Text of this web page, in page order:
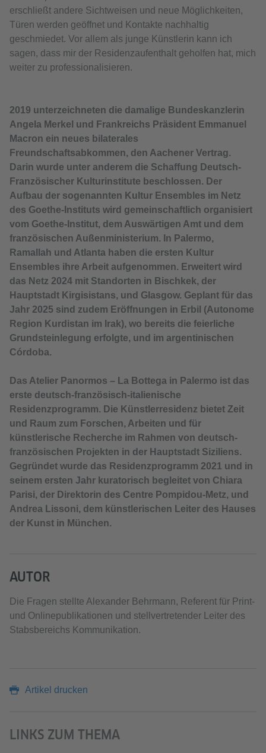
erschließt andere Sichtweisen und neue Möglichkeiten,
Türen werden geöffnet und Kontakte nachhaltig
geschmiedet. Vor allem als junge Künstlerin kann ich
sagen, dass mir der Residenzaufenthalt geholfen hat, mich
weiter zu professionalisieren.
2019 unterzeichneten die damalige Bundeskanzlerin
Angela Merkel und Frankreichs Präsident Emmanuel
Macron ein neues bilaterales
Freundschaftsabkommen, den Aachener Vertrag.
Darin wurde unter anderem die Schaffung Deutsch-
Französischer Kulturinstitute beschlossen. Der
Aufbau der sogenannten Kultur Ensembles im Netz
des Goethe-Instituts wird gemeinschaftlich organisiert
vom Goethe-Institut, dem Auswärtigen Amt und dem
französischen Außenministerium. In Palermo,
Ramallah und Atlanta haben die ersten Kultur
Ensembles ihre Arbeit aufgenommen. Erweitert wird
das Netz 2024 mit Standorten in Bischkek, der
Hauptstadt Kirgisistans, und Glasgow. Geplant für das
Jahr 2025 sind zudem Eröffnungen in Erbil (Autonome
Region Kurdistan im Irak), wo bereits die feierliche
Grundsteinlegung erfolgte, und im argentinischen
Córdoba.
Das Atelier Panormos – La Bottega in Palermo ist das
erste deutsch-französisch-italienische
Residenzprogramm. Die Künstlerresidenz bietet Zeit
und Raum zum Forschen, Arbeiten und für
künstlerische Recherche im Rahmen von deutsch-
französischen Projekten in der Hauptstadt Siziliens.
Gegründet wurde das Residenzprogramm 2021 und in
seinem ersten Jahr kuratorisch begleitet von Chiara
Parisi, der Direktorin des Centre Pompidou-Metz, und
Andrea Lissoni, dem künstlerischen Leiter des Hauses
der Kunst in München.
AUTOR
Die Fragen stellte Alexander Behrmann, Referent für Print-
und Onlinepublikationen und stellvertretender Leiter des
Stabsbereichs Kommunikation.
Artikel drucken
LINKS ZUM THEMA